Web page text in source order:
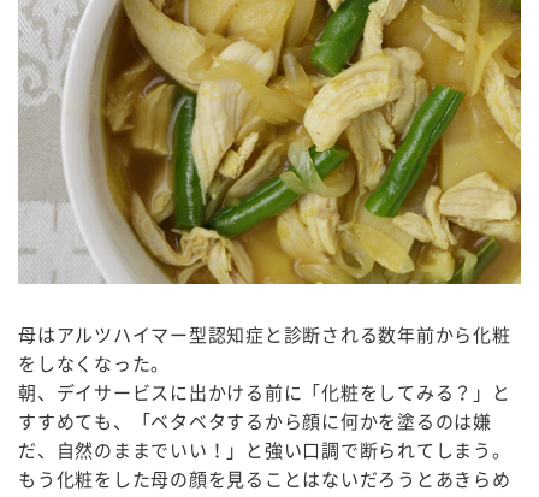
母はアルツハイマー型認知症と診断される数年前から化粧
をしなくなった。
朝、デイサービスに出かける前に「化粧をしてみる？」と
すすめても、「ベタベタするから顔に何かを塗るのは嫌
だ、自然のままでいい！」と強い口調で断られてしまう。
もう化粧をした母の顔を見ることはないだろうとあきらめ